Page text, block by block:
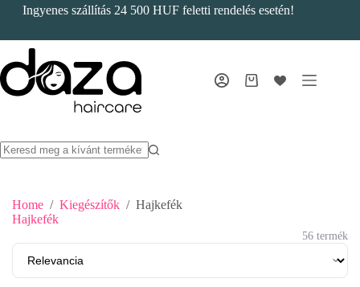
Ingyenes szállítás 24 500 HUF feletti rendelés esetén!
Bevásárlókosár
Home / Kiegészítők / Hajkefék
Hajkefék
56 termék